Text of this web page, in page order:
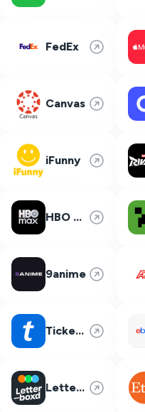
FedEx
Canvas
iFunny
HBO Max
9anime
Ticketmaster
Letterboxd